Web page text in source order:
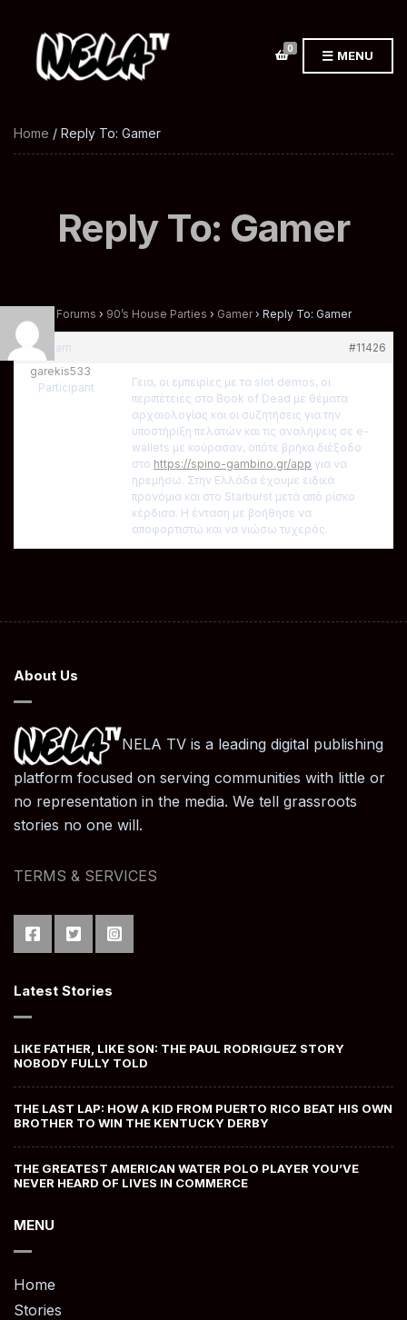
0 MENU
Home / Reply To: Gamer
Reply To: Gamer
Forums › 90’s House Parties › Gamer › Reply To: Gamer
at 1:01 am
#11426
garekis533
Participant
Γεια, οι εμπειρίες με τα slot demos, οι
περιπέτειες στο Book of Dead με θέματα
αρχαιολογίας και οι συζητήσεις για την
υποστήριξη πελατών και τις αναλήψεις σε e-
wallets με κούρασαν, οπότε βρήκα διέξοδο
στο https://spino-gambino.gr/app για να
ηρεμήσω. Στην Ελλάδα έχουμε ειδικά
προνόμια και στο Starburst μετά από ρίσκο
κέρδισα. Η ένταση με βοήθησε να
αποφορτιστώ και να νιώσω τυχερός.
About Us
NELA TV is a leading digital publishing
platform focused on serving communities with little or
no representation in the media. We tell grassroots
stories no one will.
TERMS & SERVICES
Latest Stories
LIKE FATHER, LIKE SON: THE PAUL RODRIGUEZ STORY
NOBODY FULLY TOLD
THE LAST LAP: HOW A KID FROM PUERTO RICO BEAT HIS OWN
BROTHER TO WIN THE KENTUCKY DERBY
THE GREATEST AMERICAN WATER POLO PLAYER YOU’VE
NEVER HEARD OF LIVES IN COMMERCE
MENU
Home
Stories